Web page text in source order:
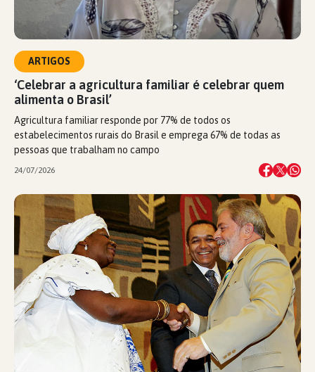
ARTIGOS
‘Celebrar a agricultura familiar é celebrar quem
alimenta o Brasil’
Agricultura familiar responde por 77% de todos os
estabelecimentos rurais do Brasil e emprega 67% de todas as
pessoas que trabalham no campo
24/07/2026